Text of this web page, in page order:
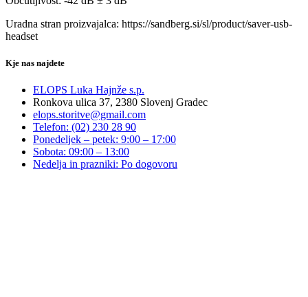
Uradna stran proizvajalca: https://sandberg.si/sl/product/saver-usb-
headset
Kje nas najdete
ELOPS Luka Hajnže s.p.
Ronkova ulica 37, 2380 Slovenj Gradec
elops.storitve@gmail.com
Telefon: (02) 230 28 90
Ponedeljek – petek: 9:00 – 17:00
Sobota: 09:00 – 13:00
Nedelja in prazniki: Po dogovoru